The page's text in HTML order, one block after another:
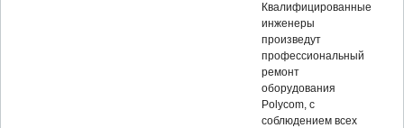
Квалифицированные
инженеры
произведут
профессиональный
ремонт
оборудования
Polycom, c
соблюдением всех